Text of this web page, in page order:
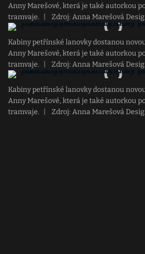
Anny Marešové, která je také autorkou
tramvaje.
Zdroj: Anna Marešová
Kabiny petřínské lanovky dostanou
Anny Marešové, která je také autorkou
tramvaje.
Zdroj: Anna Marešová
Kabiny petřínské lanovky dostanou
Anny Marešové, která je také autorkou
tramvaje.
Zdroj: Anna Marešová